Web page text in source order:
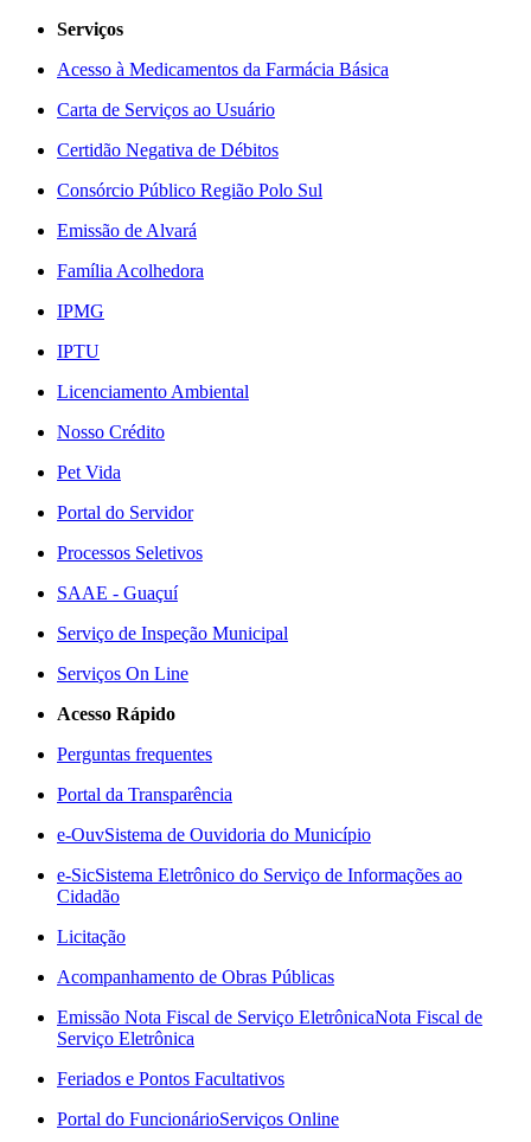
Serviços
Acesso à Medicamentos da Farmácia Básica
Carta de Serviços ao Usuário
Certidão Negativa de Débitos
Consórcio Público Região Polo Sul
Emissão de Alvará
Família Acolhedora
IPMG
IPTU
Licenciamento Ambiental
Nosso Crédito
Pet Vida
Portal do Servidor
Processos Seletivos
SAAE - Guaçuí
Serviço de Inspeção Municipal
Serviços On Line
Acesso Rápido
Perguntas frequentes
Portal da Transparência
e-OuvSistema de Ouvidoria do Município
e-SicSistema Eletrônico do Serviço de Informações ao
Cidadão
Licitação
Acompanhamento de Obras Públicas
Emissão Nota Fiscal de Serviço EletrônicaNota Fiscal de
Serviço Eletrônica
Feriados e Pontos Facultativos
Portal do FuncionárioServiços Online